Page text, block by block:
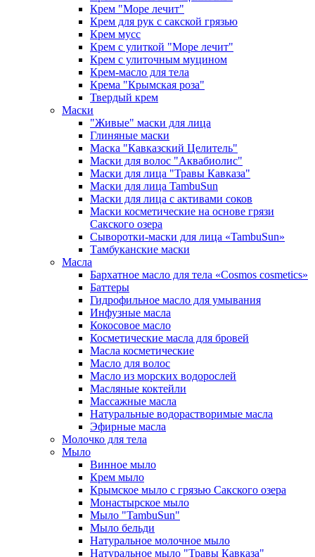
Крем "Море лечит"
Крем для рук с сакской грязью
Крем мусс
Крем с улиткой "Море лечит"
Крем с улиточным муцином
Крем-масло для тела
Крема "Крымская роза"
Твердый крем
Маски
"Живые" маски для лица
Глиняные маски
Маска "Кавказский Целитель"
Маски для волос "Аквабиолис"
Маски для лица "Травы Кавказа"
Маски для лица TambuSun
Маски для лица с активами соков
Маски косметические на основе грязи
Сакского озера
Сыворотки-маски для лица «TambuSun»
Тамбуканские маски
Масла
Бархатное масло для тела «Cosmos cosmetics»
Баттеры
Гидрофильное масло для умывания
Инфузные масла
Кокосовое масло
Косметические масла для бровей
Масла косметические
Масло для волос
Масло из морских водорослей
Масляные коктейли
Массажные масла
Натуральные водорастворимые масла
Эфирные масла
Молочко для тела
Мыло
Винное мыло
Крем мыло
Крымское мыло с грязью Сакского озера
Монастырское мыло
Мыло "TambuSun"
Мыло бельди
Натуральное молочное мыло
Натуральное мыло "Травы Кавказа"